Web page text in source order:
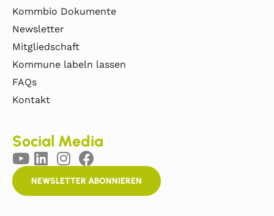
Kommbio Dokumente
Newsletter
Mitgliedschaft
Kommune labeln lassen
FAQs
Kontakt
Social Media
NEWSLETTER ABONNIEREN